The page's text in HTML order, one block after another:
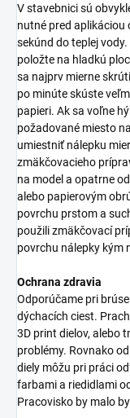
V stavebnici sú
nutné pred aplikáciou
sekúnd do teplej
položte na hladkú
sa najprv mierne
po minúte skúste
papieri. Ak sa voľne
požadované miesto
umiestniť nálepku
zmäkčovacieho
na model a opatrne
alebo papierovým
povrchu prstom a
použili zmäkčovací
povrchu nálepky kým
Ochrana zdravia
Odporúčame pri
dýchacích ciest.
3D print dielov, alebo
problémy. Rovnako
diely môžu pri práci
farbami a riedidlami
Pracovisko by malo